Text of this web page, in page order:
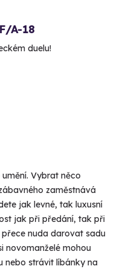
A-18
duelu!
Vybrat něco
zaměstnává
jak levné, tak luxusní
jak při předání, tak při
nuda darovat sadu
novomanželé mohou
nebo strávit líbánky na